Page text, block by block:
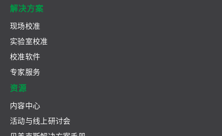
解决方案
现场校准
实验室校准
校准软件
专家服务
资源
内容中心
活动与线上研讨会